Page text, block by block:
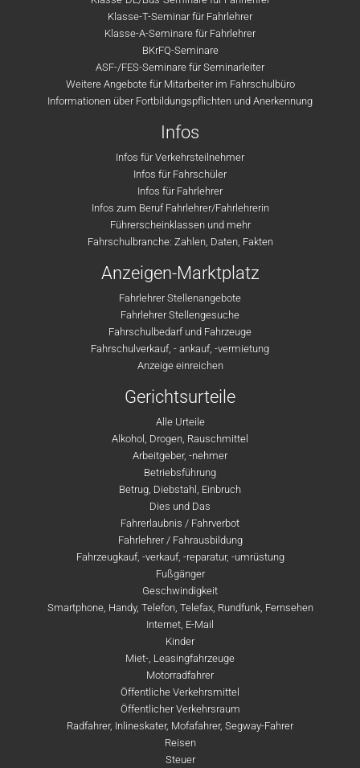
Klasse-T-Seminar für Fahrlehrer
Klasse-A-Seminare für Fahrlehrer
BKrFQ-Seminare
ASF-/FES-Seminare für Seminarleiter
Weitere Angebote für Mitarbeiter im Fahrschulbüro
Informationen über Fortbildungspflichten und Anerkennung
Infos
Infos für Verkehrsteilnehmer
Infos für Fahrschüler
Infos für Fahrlehrer
Infos zum Beruf Fahrlehrer/Fahrlehrerin
Führerscheinklassen und mehr
Fahrschulbranche: Zahlen, Daten, Fakten
Anzeigen-Marktplatz
Fahrlehrer Stellenangebote
Fahrlehrer Stellengesuche
Fahrschulbedarf und Fahrzeuge
Fahrschulverkauf, - ankauf, -vermietung
Anzeige einreichen
Gerichtsurteile
Alle Urteile
Alkohol, Drogen, Rauschmittel
Arbeitgeber, -nehmer
Betriebsführung
Betrug, Diebstahl, Einbruch
Dies und Das
Fahrerlaubnis / Fahrverbot
Fahrlehrer / Fahrausbildung
Fahrzeugkauf, -verkauf, -reparatur, -umrüstung
Fußgänger
Geschwindigkeit
Smartphone, Handy, Telefon, Telefax, Rundfunk, Fernsehen
Internet, E-Mail
Kinder
Miet-, Leasingfahrzeuge
Motorradfahrer
Öffentliche Verkehrsmittel
Öffentlicher Verkehrsraum
Radfahrer, Inlineskater, Mofafahrer, Segway-Fahrer
Reisen
Steuer